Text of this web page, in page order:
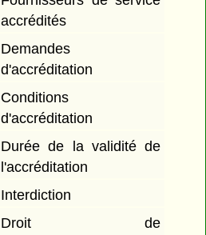
accrédités
Demandes
d'accréditation
Conditions
d'accréditation
Durée de la validité de
l'accréditation
Interdiction
Droit de